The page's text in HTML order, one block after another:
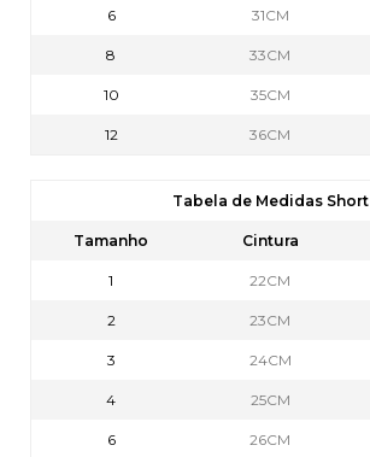
6 31CM
8 33CM
10 35CM
12 36CM
Tabela de Medidas Short
Tamanho Cintura
1 22CM
2 23CM
3 24CM
4 25CM
6 26CM